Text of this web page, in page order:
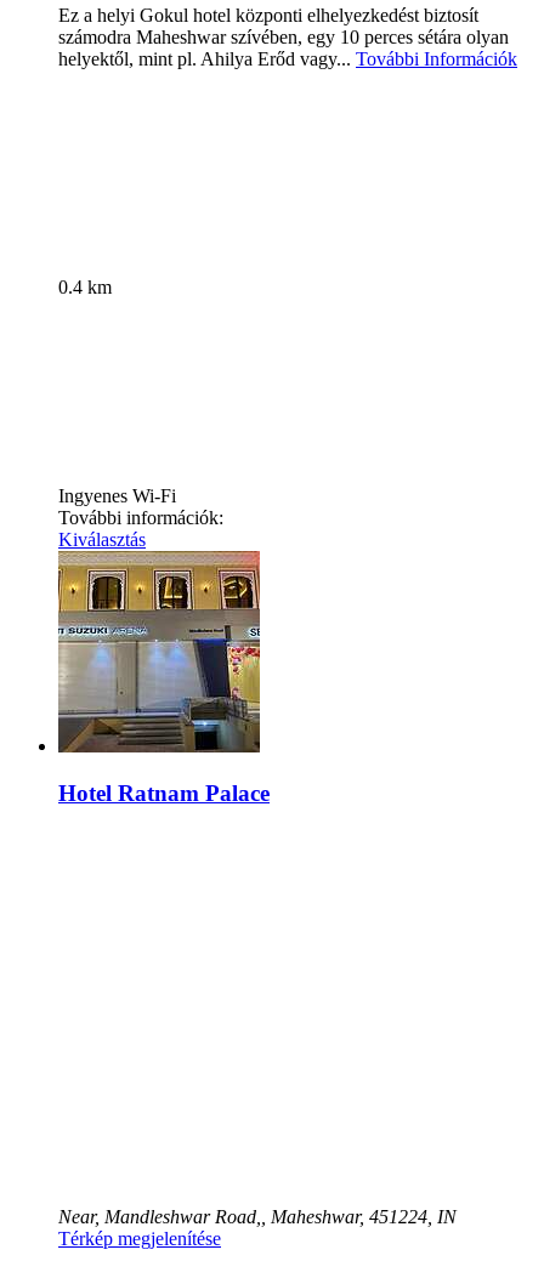
Ez a helyi Gokul hotel központi elhelyezkedést biztosít
számodra Maheshwar szívében, egy 10 perces sétára olyan
helyektől, mint pl. Ahilya Erőd vagy... További Információk
0.4 km
Ingyenes Wi-Fi
További információk:
Kiválasztás
Hotel Ratnam Palace
Near, Mandleshwar Road,, Maheshwar, 451224, IN
Térkép megjelenítése